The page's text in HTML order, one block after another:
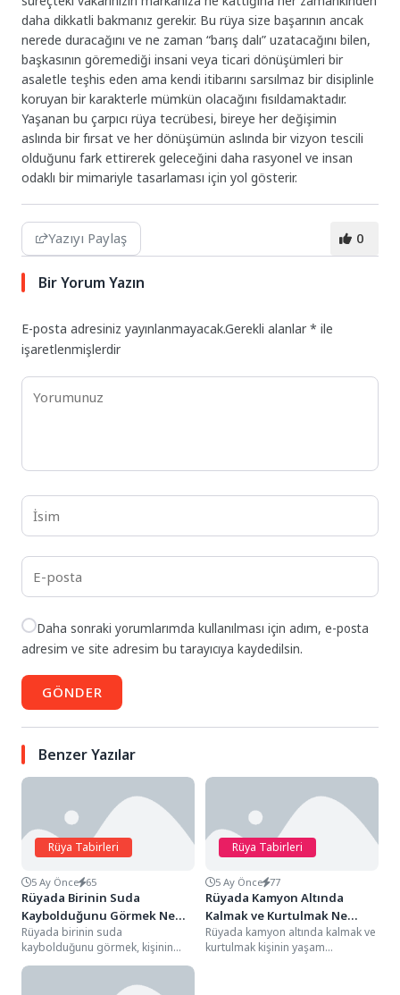
daha dikkatli bakmanız gerekir. Bu rüya size başarının ancak
nerede duracağını ve ne zaman “barış dalı” uzatacağını bilen,
başkasının göremediği insani veya ticari dönüşümleri bir
asaletle teşhis eden ama kendi itibarını sarsılmaz bir disiplinle
koruyan bir karakterle mümkün olacağını fısıldamaktadır.
Yaşanan bu çarpıcı rüya tecrübesi, bireye her değişimin
aslında bir fırsat ve her dönüşümün aslında bir vizyon tescili
olduğunu fark ettirerek geleceğini daha rasyonel ve insan
odaklı bir mimariyle tasarlaması için yol gösterir.
Yazıyı Paylaş 0
Bir Yorum Yazın
E-posta adresiniz yayınlanmayacak.Gerekli alanlar* ile
işaretlenmişlerdir
Daha sonraki yorumlarımda kullanılması için adım, e-posta
adresim ve site adresim bu tarayıcıya kaydedilsin.
GÖNDER
Benzer Yazılar
Rüya Tabirleri
5 Ay Önce 65
Rüyada Birinin Suda
Kaybolduğunu Görmek Ne
Anlama Gelir?
Rüyada birinin suda
kaybolduğunu görmek, kişinin
yaşam evreninde kontrol dışı
Rüya Tabirleri
5 Ay Önce 77
Rüyada Kamyon Altında
Kalmak ve Kurtulmak Ne
Anlama Gelir?
Rüyada kamyon altında kalmak ve
kurtulmak kişinin yaşam